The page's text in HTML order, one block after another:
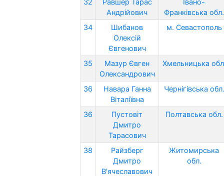
32
Равшер Тарас
Андрійович
Івано-
Франківська обл.
34
Шибанов
Олексій
Євгенович
м. Севастополь
35
Мазур Євген
Олександрович
Хмельницька
36
Навара Ганна
Віталіївна
Чернігівська обл.
36
Пустовіт
Дмитро
Тарасович
Полтавська обл.
38
Райзберг
Дмитро
В'ячеславович
Житомирська
обл.